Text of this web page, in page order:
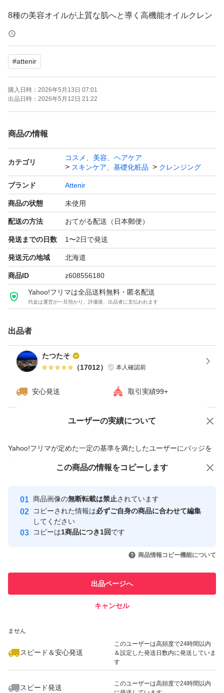
8種の美容オイルが上質な肌へと導く高機能オイルクレン
ジング
【商品名】スキンクリアクレンズオイル ピースフルオレ
ンジ エコパック
【購入日】2026年5月
【商品の状態】新品未使用
※簡易梱包での発送となります。
※潰れ等に不安がある場合、発送方法の変更を＋料金で可
能です。ご購入前にコメントいただければ対応させていた
だきます。
※新品未使用ではございますが、購入時より擦り傷などが
ようお願い申し上げます。
商品の説明
2016年の発売時に、第3のくすみの原因「肌ステイン」を
これを、クレンジングオイルに配合する美容オイルで洗い
る大ヒット商品。
そしてこのたび、大人の肌のゴワつきと、それによるくす
角質が増える現象を発見。
摩擦ダメージを生みやすいクレンジングで、ゴワつきをケ
アできないかと、逆転の発想にチャレンジ。
角層をほぐし、やわらかく整えることで、次に使うスキン
へ進化。
肌表面をやわらかくほぐすことで、くすみ*2のベールまで
極限まで摩擦を抑えるために考えられた処方の数々。
8種の美容オイルで素肌の透明感に働きかける。フィルム
濡れた手でも使える。W洗顔不要。まつエクOK。
#attenir
購入日時： 2026年5月13日 07:01
出品日時： 2026年5月12日 21:22
商品の情報
カテゴリ
コスメ、美容、ヘアケア
スキンケア、基礎化粧品
クレンジング
ブランド Attenir
商品の状態 未使用
配送の方法 おてがる配送（日本郵便）
発送までの日数 1〜2日で発送
発送元の地域 北海道
商品ID z608556180
Yahoo!フリマは全品送料無料・匿名配送
代金は運営が一旦預かり、評価後、出品者に支払われます
出品者
たつたそ
（17012） 本人確認前
安心発送 取引実績99+
ユーザーの実績について
Yahoo!フリマが定めた一定の基準を満たしたユーザーにバッジを
付与しています
安心取引出品者
心・安全なユーザーです
取引実績
引を完了させた実績があります
での取引実績があります
ません
スピード＆安心発送
このユーザーは高頻度で24時間以内
＆設定した発送日数内に発送していま
す
スピード発送
このユーザーは高頻度で24時間以内
価格の相談 商品への質問
この商品の情報をコピーします
商品画像の無断転載は禁止されています
コピーされた情報は必ずご自身の商品に合わせて編集
してください
コピーは1商品につき1回です
商品情報コピー機能について
出品ページへ
キャンセル
この商品をみている人にオススメ